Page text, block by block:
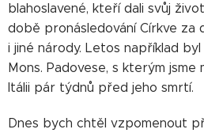
blahoslavené, kteří dali svůj
době pronásledování Církve za
i jiné národy. Letos například
Mons. Padovese, s kterým jsme
Itálii pár týdnů před jeho smrtí.
Dnes bych chtěl vzpomenout